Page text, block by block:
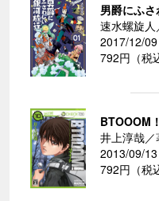
男爵にふ
速水螺旋人
2017/12/09
792円（税
BTOOOM
井上淳哉／
2013/09/13
792円（税